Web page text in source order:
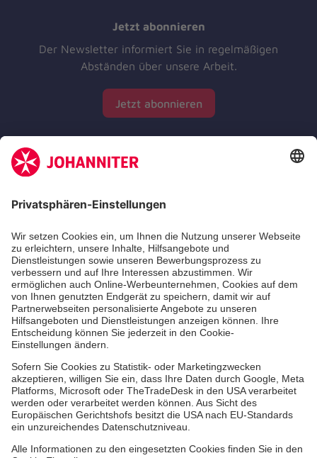
Jetzt abonnieren
Der Newsletter informiert Sie in regelmäßigen
Abständen über unsere Arbeit.
Jetzt abonnieren
Zertifizierung der Johanniter-Unfall-Hilfe e.V.
Die Johanniter GmbH führt das Spendenzertifikat
des Deutschen Spendenrats e.V.
Dienste & Leistungen
Mitarbeiten & Lernen